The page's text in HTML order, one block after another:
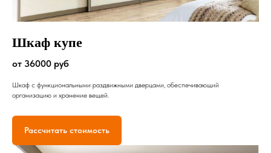
Шкаф купе
от 36000 руб
Шкаф с функциональными раздвижными дверцами, обеспечивающий
организацию и хранение вещей.
Рассчитать стоимость